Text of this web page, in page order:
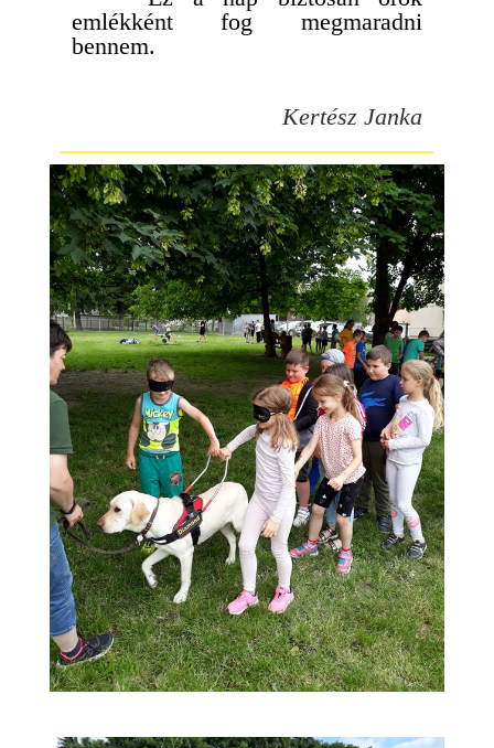
emlékként fog megmaradni
bennem.
Kertész Janka